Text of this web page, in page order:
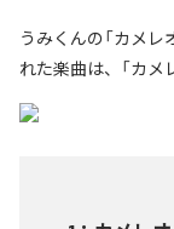
うみくんの「カメ
れた楽曲は、「カメ